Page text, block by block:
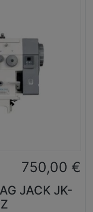
750,00 €
JACK JK-